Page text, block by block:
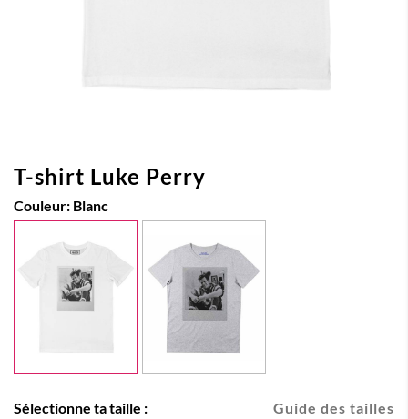
T-shirt Luke Perry
Couleur: Blanc
Guide des tailles
Sélectionne ta taille :